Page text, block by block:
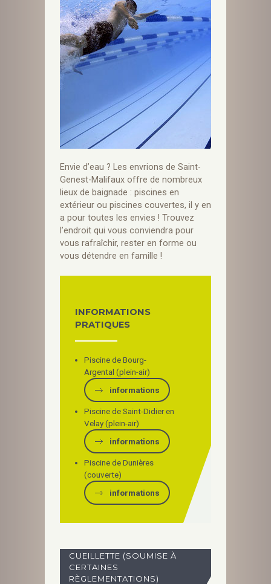
Envie d’eau ? Les envrions de Saint-
Genest-Malifaux offre de nombreux
lieux de baignade : piscines en
extérieur ou piscines couvertes, il y en
a pour toutes les envies ! Trouvez
l’endroit qui vous conviendra pour
vous rafraîchir, rester en forme ou
vous détendre en famille !
INFORMATIONS
PRATIQUES
Piscine de Bourg-
Argental (plein-air)
informations
Piscine de Saint-Didier en
Velay (plein-air)
informations
Piscine de Dunières
(couverte)
informations
CUEILLETTE (SOUMISE À
CERTAINES
RÈGLEMENTATIONS)